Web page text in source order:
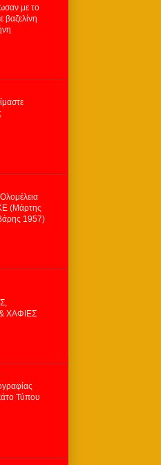
με το
βαζελίνη
(Μάρτης
1957)
ΧΑΦΙΕΣ
Τύπου